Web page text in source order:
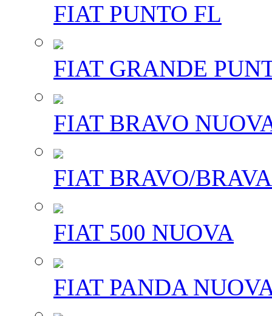
FIAT PUNTO FL
FIAT GRANDE
FIAT BRAVO
FIAT BRAVO/BRAVA
FIAT 500 NUOVA
FIAT PANDA